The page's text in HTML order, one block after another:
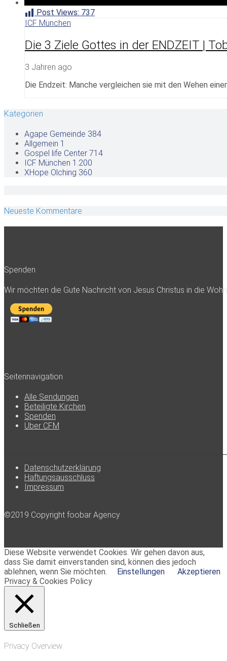
Post Views: 737
ICF München
Die 3 Ziele Gottes in der ENDZEIT |
3 Jahren ago
Die Endzeit: Manche vergleichen sie mit den Wehen
Kategorien
Agape Gemeinde 384
Allgemein 1
Gospel life Center 714
ICF München 1.200
XHope Olching 360
Neueste Kommentare
Spenden
Wir möchten die Gute Nachricht von Jesus Christus in die
Seitennavigation
Alle Sendungen
Beteiligte Kirchen
Spenden
Über CFM
Datenschutzerklärung
Haftungsausschluss
Impressum
©2019 Copyright foobar Agency
Diese Website verwendet Cookies. Wir gehen davon aus,
dass Sie damit einverstanden sind, können dies jedoch
ablehnen, wenn Sie möchten.
Einstellungen
Akzeptieren
Privacy & Cookies Policy
Schließen
Privacy Overview